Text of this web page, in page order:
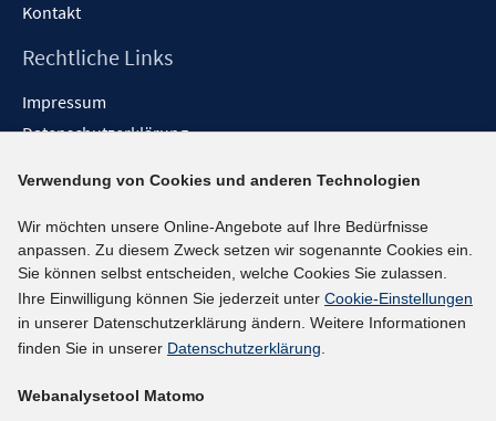
Kontakt
Rechtliche Links
Impressum
Datenschutzerklärung
Barrieren melden
Social-Media-Kanäle
BlueSky
YouTube
LinkedIn
kununu
Verwendung von Cookies und anderen Technologien
Wir möchten unsere Online-Angebote auf Ihre Bedürfnisse
anpassen. Zu diesem Zweck setzen wir sogenannte Cookies ein.
Sie können selbst entscheiden, welche Cookies Sie zulassen.
Ihre Einwilligung können Sie jederzeit unter Cookie-Einstellungen
in unserer Datenschutzerklärung ändern. Weitere Informationen
finden Sie in unserer Datenschutzerklärung.
Webanalysetool Matomo